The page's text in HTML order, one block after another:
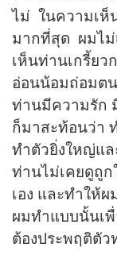
ไม่ ในความเห็น
มากที่สุด ผมไม่
เห็นท่านเกรี้ย
อ่อนน้อมถ่อมต
ท่านมีความรัก
ก็มาสะท้อนว่า
ทำตัวยิ่งใหญ่แ
ท่านไม่เคยดูถูก
เอง และทำให้
ผมทำแบบนั้นเ
ต้องประพฤติตัว